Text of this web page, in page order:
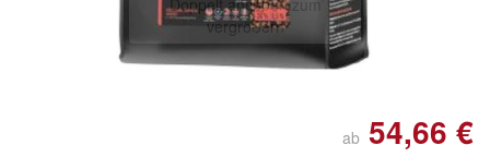
vergrößern
ab 54,66 €